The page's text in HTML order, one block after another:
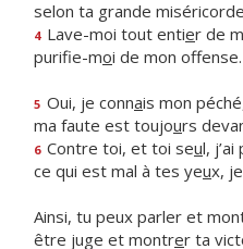
selon ta grande
4 Lave-moi tout entier de
purifie-moi de mon offense.
5 Oui, je connais mon
ma faute est toujours
6 Contre toi, et toi seul, j’ai
ce qui est mal à tes yeux,
Ainsi, tu peux parler et
être juge et montrer ta